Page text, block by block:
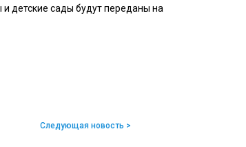
детские сады будут переданы на
Следующая новость >